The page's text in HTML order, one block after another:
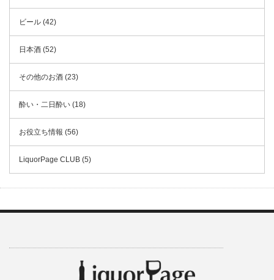
ビール (42)
日本酒 (52)
その他のお酒 (23)
酔い・二日酔い (18)
お役立ち情報 (56)
LiquorPage CLUB (5)